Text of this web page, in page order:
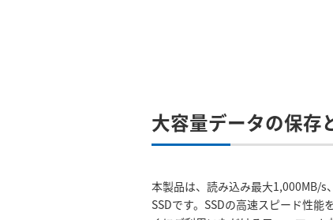
大容量データの保存
本製品は、読み込み最大1,000MB/s
SSDです。SSDの高速スピード性